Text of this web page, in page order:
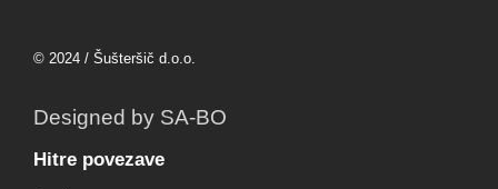
© 2024 / Šušteršič d.o.o.
Designed by SA-BO
Hitre povezave